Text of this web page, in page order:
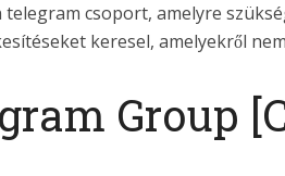
telegram csoport, amelyre
keresel, amelyekről
Group